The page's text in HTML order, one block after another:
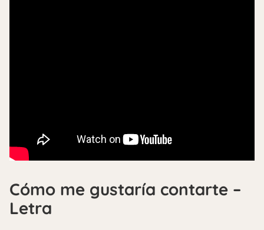
Cómo me gustaría contarte –
Letra